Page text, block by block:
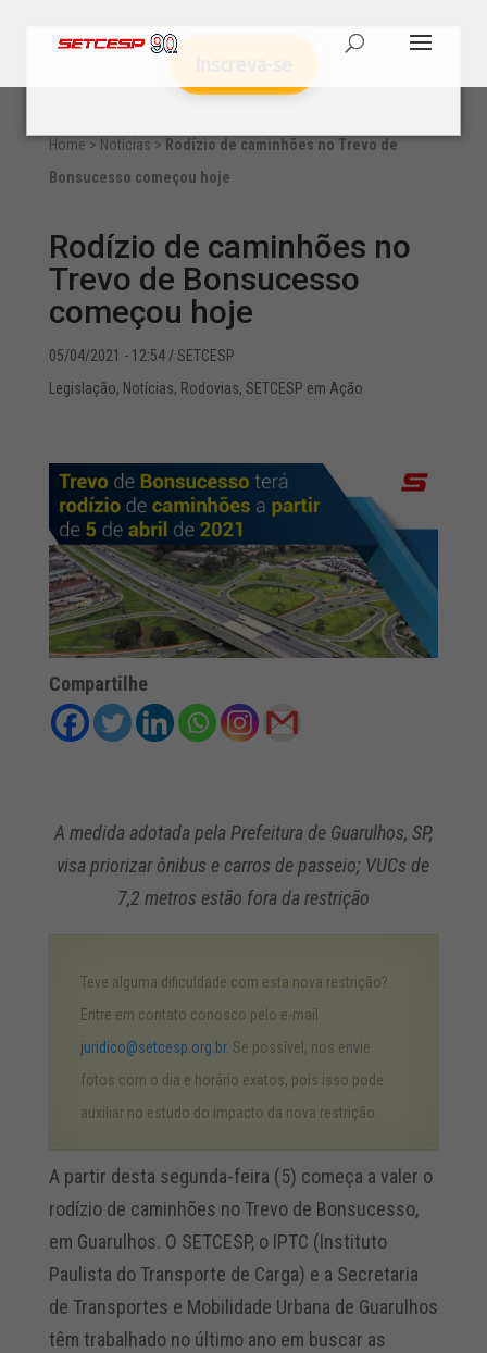
Home > Notícias > Rodízio de caminhões no Trevo de
Bonsucesso começou hoje
Rodízio de caminhões no
Trevo de Bonsucesso
começou hoje
05/04/2021 - 12:54/ SETCESP
Legislação, Notícias, Rodovias, SETCESP em Ação
Compartilhe
A medida adotada pela Prefeitura de Guarulhos, SP,
visa priorizar ônibus e carros de passeio; VUCs de
7,2 metros estão fora da restrição
Teve alguma dificuldade com esta nova restrição?
Entre em contato conosco pelo e-mail
juridico@setcesp.org.br. Se possível, nos envie
fotos com o dia e horário exatos, pois isso pode
auxiliar no estudo do impacto da nova restrição.
A partir desta segunda-feira (5) começa a valer o
rodízio de caminhões no Trevo de Bonsucesso,
em Guarulhos. O SETCESP, o IPTC (Instituto
Paulista do Transporte de Carga) e a Secretaria
de Transportes e Mobilidade Urbana de Guarulhos
têm trabalhado no último ano em buscar as